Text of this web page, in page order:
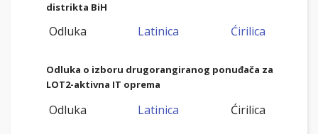
distrikta BiH
Odluka Latinica Ćirilica
Odluka o izboru drugorangiranog ponuđača za
LOT2-aktivna IT oprema
Odluka Latinica Ćirilica